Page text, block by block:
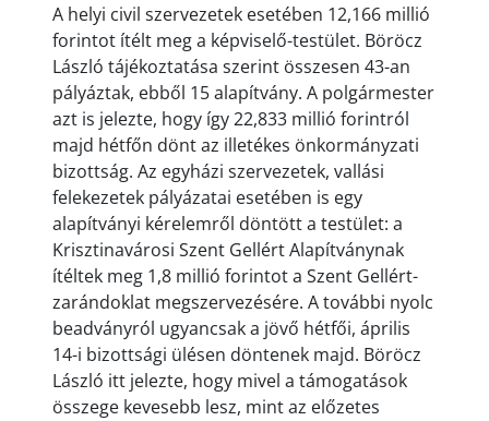
A helyi civil szervezetek esetében 12,166 millió
forintot ítélt meg a képviselő-testület. Böröcz
László tájékoztatása szerint összesen 43-an
pályáztak, ebből 15 alapítvány. A polgármester
azt is jelezte, hogy így 22,833 millió forintról
majd hétfőn dönt az illetékes önkormányzati
bizottság. Az egyházi szervezetek, vallási
felekezetek pályázatai esetében is egy
alapítványi kérelemről döntött a testület: a
Krisztinavárosi Szent Gellért Alapítványnak
ítéltek meg 1,8 millió forintot a Szent Gellért-
zarándoklat megszervezésére. A további nyolc
beadványról ugyancsak a jövő hétfői, április
14-i bizottsági ülésen döntenek majd. Böröcz
László itt jelezte, hogy mivel a támogatások
összege kevesebb lesz, mint az előzetes